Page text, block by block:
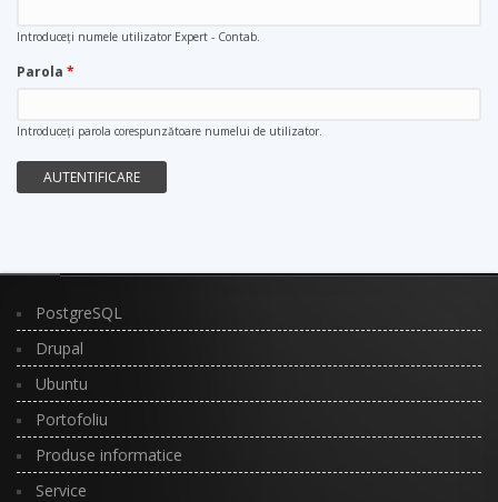
Introduceţi numele utilizator Expert - Contab.
Parola *
Introduceţi parola corespunzătoare numelui de utilizator.
PostgreSQL
Drupal
Ubuntu
Portofoliu
Produse informatice
Service